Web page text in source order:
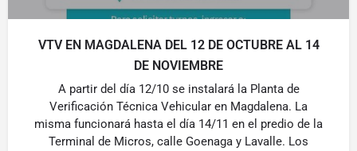
VTV EN MAGDALENA DEL 12 DE OCTUBRE AL 14
DE NOVIEMBRE
A partir del día 12/10 se instalará la Planta de
Verificación Técnica Vehicular en Magdalena. La
misma funcionará hasta el día 14/11 en el predio de la
Terminal de Micros, calle Goenaga y Lavalle. Los